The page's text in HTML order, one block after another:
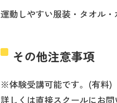
運動しやすい服装・タオル
その他注意事項
※体験受講可能です。(有料)
詳しくは直接スクールにお問